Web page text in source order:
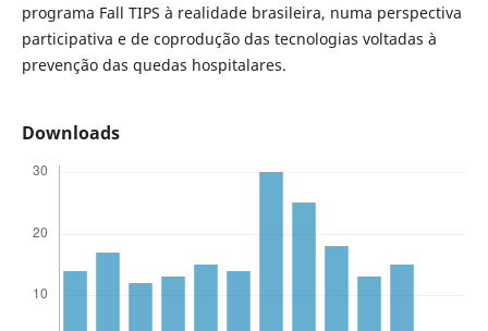
programa Fall TIPS à realidade brasileira, numa perspectiva
participativa e de coprodução das tecnologias voltadas à
prevenção das quedas hospitalares.
Downloads